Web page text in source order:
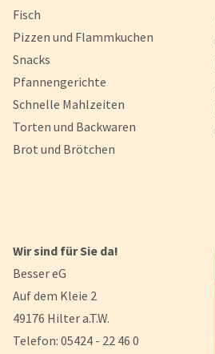
Fisch
Pizzen und Flammkuchen
Snacks
Pfannengerichte
Schnelle Mahlzeiten
Torten und Backwaren
Brot und Brötchen
Wir sind für Sie da!
Besser eG
Auf dem Kleie 2
49176 Hilter a.T.W.
Telefon: 05424 - 22 46 0